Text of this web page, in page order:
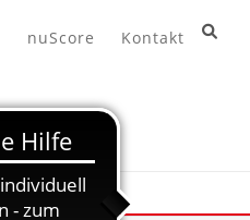
nuScore Kontakt